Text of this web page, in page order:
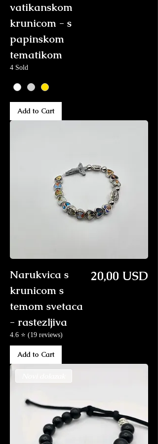
vatikanskom
krunicom - s
papinskom
tematikom
4 Sold
Add to Cart
Narukvica s
krunicom s
temom svetaca
- rastezljiva
Price
20,00 USD
4.6 ⭐ (19 reviews)
Add to Cart